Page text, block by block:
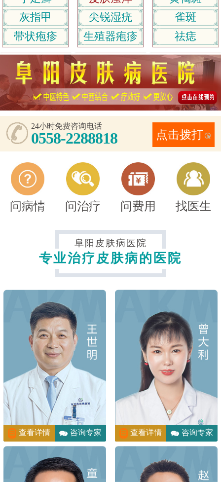
灰指甲
带状疱疹
尖锐湿疣
生殖器疱疹
雀斑
祛痣
24小时免费咨询电话
0558-2288818 点击拨打
问病情 问治疗 问费用 找医生
阜阳皮肤病医院
专业治疗皮肤病的医院
查看详情 咨询专家 查看详情 咨询专家